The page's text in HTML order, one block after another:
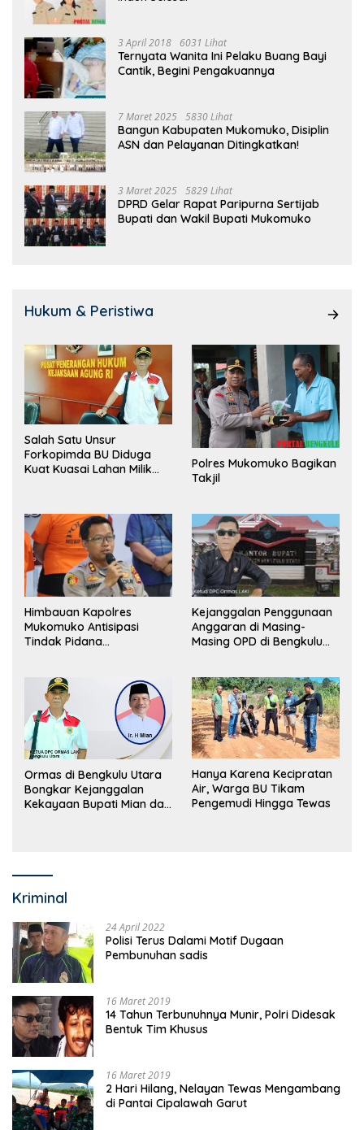
3 April 2018 6031 Lihat
Ternyata Wanita Ini Pelaku Buang Bayi
Cantik, Begini Pengakuannya
7 Maret 2025 5830 Lihat
Bangun Kabupaten Mukomuko, Disiplin
ASN dan Pelayanan Ditingkatkan!
3 Maret 2025 5829 Lihat
DPRD Gelar Rapat Paripurna Sertijab
Bupati dan Wakil Bupati Mukomuko
Hukum & Peristiwa
Salah Satu Unsur
Forkopimda BU Diduga
Kuat Kuasai Lahan Milik
Polres Mukomuko Bagikan
Takjil
Himbauan Kapolres
Mukomuko Antisipasi
Tindak Pidana
Kejanggalan Penggunaan
Anggaran di Masing-
Masing OPD di Bengkulu
Ormas di Bengkulu Utara
Bongkar Kejanggalan
Kekayaan Bupati Mian dan
Hanya Karena Kecipratan
Air, Warga BU Tikam
Pengemudi Hingga Tewas
Kriminal
24 April 2022
Polisi Terus Dalami Motif Dugaan
Pembunuhan sadis
16 Maret 2019
14 Tahun Terbunuhnya Munir, Polri Didesak
Bentuk Tim Khusus
16 Maret 2019
2 Hari Hilang, Nelayan Tewas Mengambang
di Pantai Cipalawah Garut